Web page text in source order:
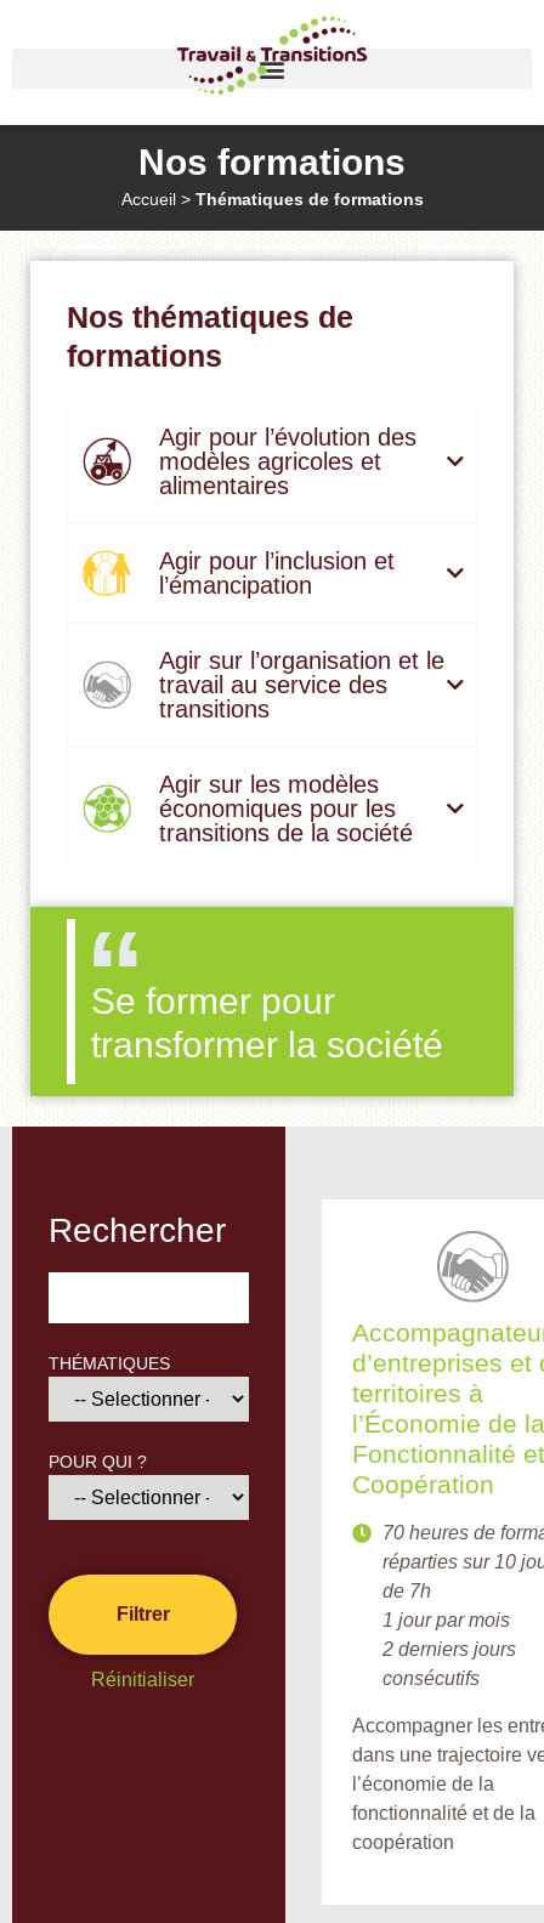
Nos formations
Accueil > Thématiques de formations
Nos thématiques de
formations​
Agir pour l’évolution des
modèles agricoles et
alimentaires
Agir pour l’inclusion et
l’émancipation
Agir sur l’organisation et le
travail au service des
transitions
Agir sur les modèles
économiques pour les
transitions de la société
Se former pour
transformer la société
Rechercher
THÉMATIQUES
POUR QUI ?
Réinitialiser
d’entreprises et
territoires à
l’Économie de la
Fonctionnalité
Coopération
70 heures de
réparties sur 10
de 7h
1 jour par mois
2 derniers jours
consécutifs
Accompagner les
dans une trajectoire
l’économie de la
fonctionnalité et de la
coopération